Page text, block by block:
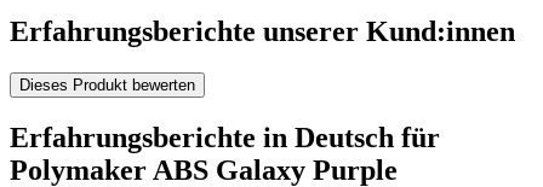
Erfahrungsberichte unserer Kund:innen
Dieses Produkt bewerten
Erfahrungsberichte in Deutsch für
Polymaker ABS Galaxy Purple